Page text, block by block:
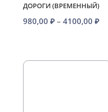
ДОРОГИ (ВРЕМЕННЫЙ)
980,00 ₽ – 4100,00 ₽
–